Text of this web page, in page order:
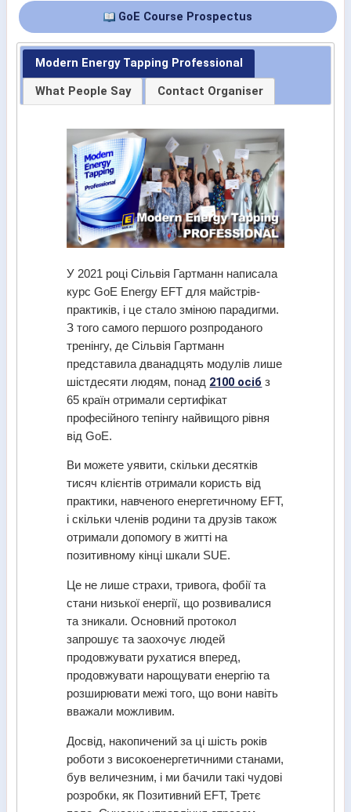
GoE Course Prospectus
Modern Energy Tapping Professional
What People Say
Contact Organiser
У 2021 році Сільвія Гартманн написала
курс GoE Energy EFT для майстрів-
практиків, і це стало зміною парадигми.
З того самого першого розпроданого
тренінгу, де Сільвія Гартманн
представила дванадцять модулів лише
шістдесяти людям, понад 2100 осіб з
65 країн отримали сертифікат
професійного тепінгу найвищого рівня
від GoE.
Ви можете уявити, скільки десятків
тисяч клієнтів отримали користь від
практики, навченого енергетичному EFT,
і скільки членів родини та друзів також
отримали допомогу в житті на
позитивному кінці шкали SUE.
Це не лише страхи, тривога, фобії та
стани низької енергії, що розвивалися
та зникали. Основний протокол
запрошує та заохочує людей
продовжувати рухатися вперед,
продовжувати нарощувати енергію та
розширювати межі того, що вони навіть
вважали можливим.
Досвід, накопичений за ці шість років
роботи з високоенергетичними станами,
був величезним, і ми бачили такі чудові
розробки, як Позитивний EFT, Третє